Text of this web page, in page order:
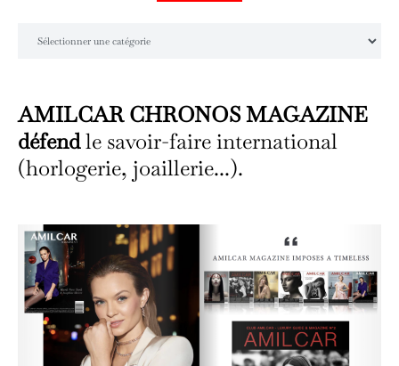
AMILCAR CHRONOS MAGAZINE
défendle savoir-faire international
(horlogerie, joaillerie...).